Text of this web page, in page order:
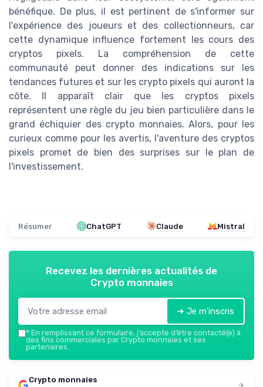
bénéfique. De plus, il est pertinent de s'informer sur
l'expérience des joueurs et des collectionneurs, car
cette dynamique influence fortement les cours des
cryptos pixels. La compréhension de cette
communauté peut donner des indications sur les
tendances futures et sur les crypto pixels qui auront la
côte. Il apparaît clair que les cryptos pixels
représentent une règle du jeu bien particulière dans le
grand échiquier des crypto monnaies. Alors, pour les
curieux comme pour les avertis, l'aventure des cryptos
pixels promet de bien des surprises sur le plan de
l'investissement.
Résumer ChatGPT Claude Mistral
Recevez les dernières actualités de
Crypto monnaies
➔ Je m'inscris
* En remplissant ce formulaire, j’accepte d’être contacté(e) à
des fins commerciales par Crypto monnaies et ses
partenaires.
Crypto monnaies